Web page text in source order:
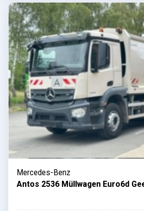
Mercedes-Benz
Antos 2536 Müllwagen Euro6d